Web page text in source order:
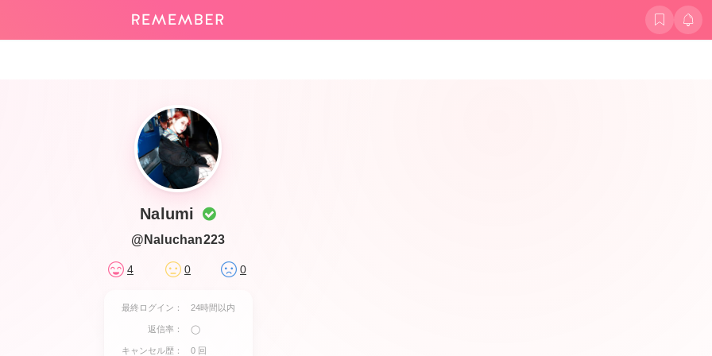
Nalumi
@Naluchan223
4 0 0
最終ログイン： 24時間以内
返信率： ◯
キャンセル歴： 0 回